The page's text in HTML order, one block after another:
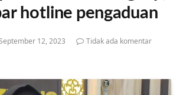
hotline pengaduan
12, 2023
Tidak ada komentar